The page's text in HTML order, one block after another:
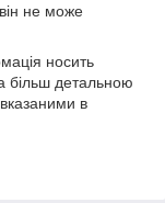
не може
носить
більш детальною
в